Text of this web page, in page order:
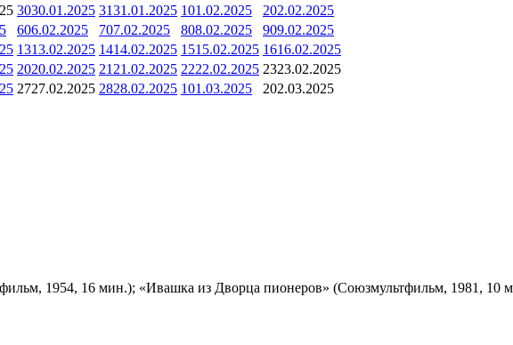
3030.01.2025 3131.01.2025 101.02.2025 202.02.2025
606.02.2025 707.02.2025 808.02.2025 909.02.2025
1313.02.2025 1414.02.2025 1515.02.2025 1616.02.2025
2020.02.2025 21 21.02.2025 2222.02.2025 2323.02.2025
2727.02.2025 2828.02.2025 101.03.2025 202.03.2025
1954, 16 мин.); «Ивашка из Дворца пионеров» (Союзмультфильм, 1981, 10